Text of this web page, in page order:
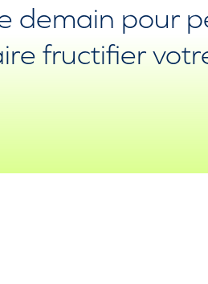
demain pour
fructifier